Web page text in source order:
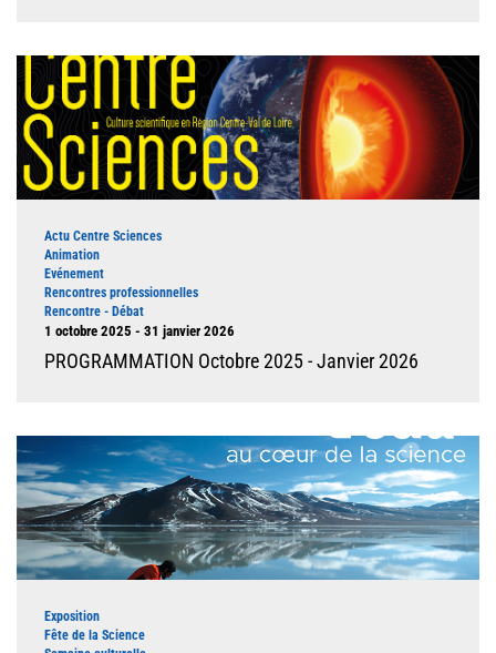
Illustration
Type d'événement
Actu Centre Sciences
Animation
Evénement
Rencontres professionnelles
Rencontre - Débat
Dates
1 octobre 2025 - 31 janvier 2026
PROGRAMMATION Octobre 2025 - Janvier 2026
Illustration
Type d'événement
Exposition
Fête de la Science